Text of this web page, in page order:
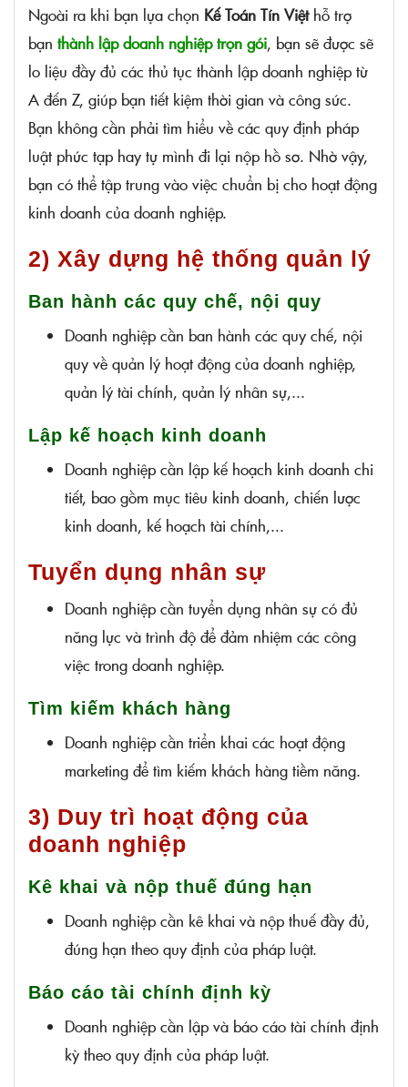
Ngoài ra khi bạn lựa chọn Kế Toán Tín Việthỗ trợ
bạn thành lập doanh nghiệp trọn gói, bạn sẽ được sẽ
lo liệu đầy đủ các thủ tục thành lập doanh nghiệp từ
A đến Z, giúp bạn tiết kiệm thời gian và công sức.
Bạn không cần phải tìm hiểu về các quy định pháp
luật phức tạp hay tự mình đi lại nộp hồ sơ. Nhờ vậy,
bạn có thể tập trung vào việc chuẩn bị cho hoạt động
kinh doanh của doanh nghiệp.
2) Xây dựng hệ thống quản lý
Ban hành các quy chế, nội quy
Doanh nghiệp cần ban hành các quy chế, nội
quy về quản lý hoạt động của doanh nghiệp,
quản lý tài chính, quản lý nhân sự,...
Lập kế hoạch kinh doanh
Doanh nghiệp cần lập kế hoạch kinh doanh chi
tiết, bao gồm mục tiêu kinh doanh, chiến lược
kinh doanh, kế hoạch tài chính,...
Tuyển dụng nhân sự
Doanh nghiệp cần tuyển dụng nhân sự có đủ
năng lực và trình độ để đảm nhiệm các công
việc trong doanh nghiệp.
Tìm kiếm khách hàng
Doanh nghiệp cần triển khai các hoạt động
marketing để tìm kiếm khách hàng tiềm năng.
3) Duy trì hoạt động của
doanh nghiệp
Kê khai và nộp thuế đúng hạn
Doanh nghiệp cần kê khai và nộp thuế đầy đủ,
đúng hạn theo quy định của pháp luật.
Báo cáo tài chính định kỳ
Doanh nghiệp cần lập và báo cáo tài chính định
kỳ theo quy định của pháp luật.